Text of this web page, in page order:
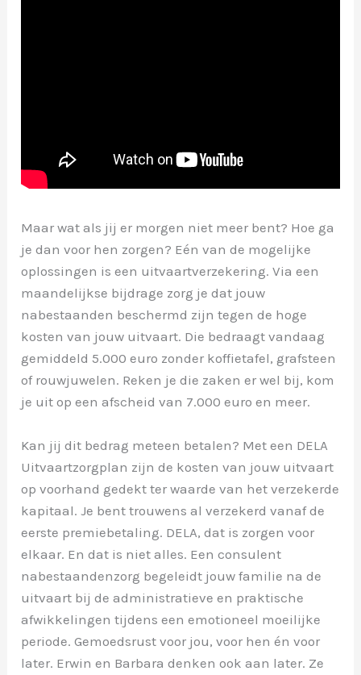
Maar wat als jij er morgen niet meer bent? Hoe ga
je dan voor hen zorgen? Eén van de mogelijke
oplossingen is een uitvaartverzekering. Via een
maandelijkse bijdrage zorg je dat jouw
nabestaanden beschermd zijn tegen de hoge
kosten van jouw uitvaart. Die bedraagt vandaag
gemiddeld 5.000 euro zonder koffietafel, grafsteen
of rouwjuwelen. Reken je die zaken er wel bij, kom
je uit op een afscheid van 7.000 euro en meer.
Kan jij dit bedrag meteen betalen? Met een DELA
Uitvaartzorgplan zijn de kosten van jouw uitvaart
op voorhand gedekt ter waarde van het verzekerde
kapitaal. Je bent trouwens al verzekerd vanaf de
eerste premiebetaling. DELA, dat is zorgen voor
elkaar. En dat is niet alles. Een consulent
nabestaandenzorg begeleidt jouw familie na de
uitvaart bij de administratieve en praktische
afwikkelingen tijdens een emotioneel moeilijke
periode. Gemoedsrust voor jou, voor hen én voor
later. Erwin en Barbara denken ook aan later. Ze